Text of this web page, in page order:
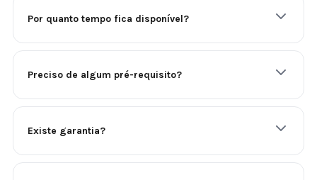
Por quanto tempo fica disponível?
Preciso de algum pré-requisito?
Existe garantia?